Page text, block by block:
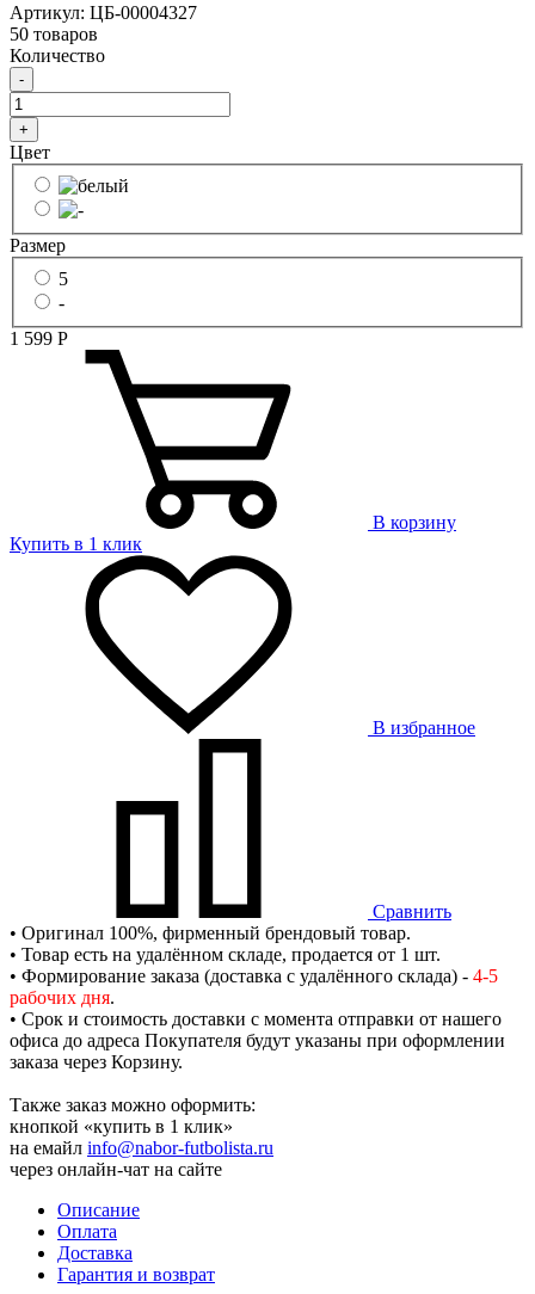
Артикул: ЦБ-00004327
50 товаров
Количество
-
+
Цвет
Размер
5
-
1 599 Р
В корзину
Купить в 1 клик
В избранное
Сравнить
• Оригинал 100%, фирменный брендовый товар.
• Товар есть на удалённом складе, продается от 1 шт.
• Формирование заказа (доставка с удалённого склада) - 4-5
рабочих дня.
• Срок и стоимость доставки с момента отправки от нашего
офиса до адреса Покупателя будут указаны при оформлении
заказа через Корзину.
Также заказ можно оформить:
кнопкой «купить в 1 клик»
на емайл info@nabor-futbolista.ru
через онлайн-чат на сайте
Описание
Оплата
Доставка
Гарантия и возврат